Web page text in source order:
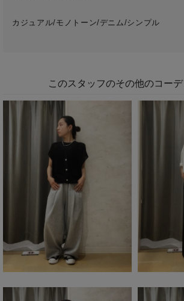
カジュアル/モノトーン/デニム/シンプル
このスタッフのその他のコーデ